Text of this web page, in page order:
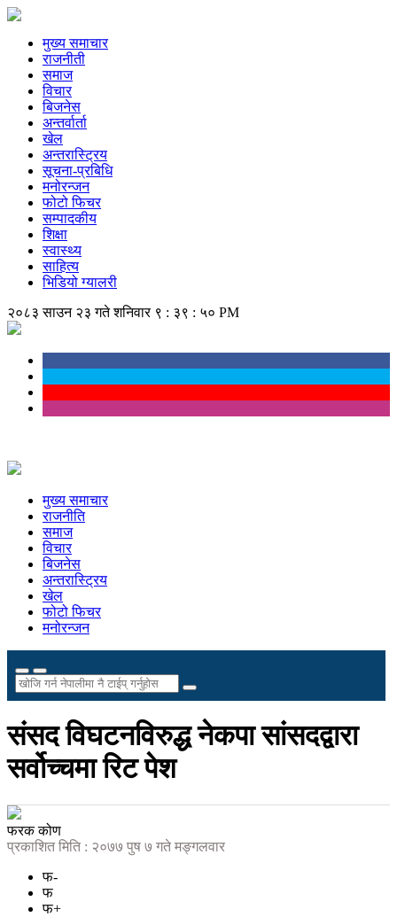
मुख्य समाचार
राजनीती
समाज
विचार
बिजनेस
अन्तर्वार्ता
खेल
अन्तरास्ट्रिय
सूचना-प्रबिधि
मनोरन्जन
फोटो फिचर
सम्पादकीय
शिक्षा
स्वास्थ्य
साहित्य
भिडियो ग्यालरी
२०८३ साउन २३ गते शनिवार ९ : ३९ : ५० PM
मुख्य समाचार
राजनीति
समाज
विचार
बिजनेस
अन्तरास्ट्रिय
खेल
फोटो फिचर
मनोरन्जन
संसद विघटनविरुद्ध नेकपा सांसदद्वारा
सर्वोच्चमा रिट पेश
फरक कोण
प्रकाशित मिति : २०७७ पुष ७ गते मङ्गलवार
फ-
फ
फ+